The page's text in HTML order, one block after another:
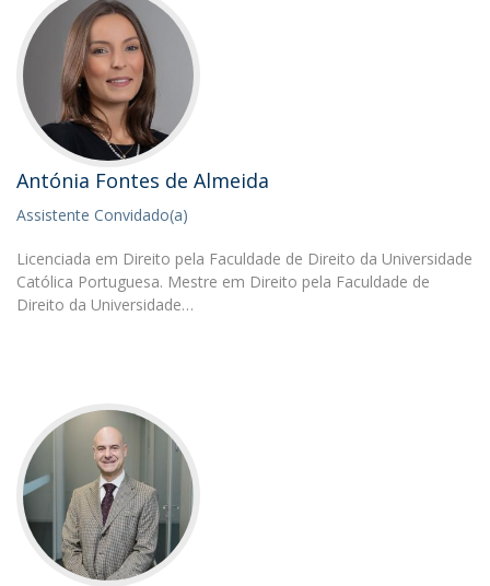
Antónia Fontes de Almeida
Assistente Convidado(a)
Licenciada em Direito pela Faculdade de Direito da Universidade
Católica Portuguesa. Mestre em Direito pela Faculdade de
Direito da Universidade…